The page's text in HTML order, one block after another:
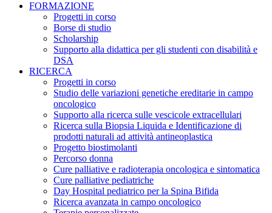
FORMAZIONE
Progetti in corso
Borse di studio
Scholarship
Supporto alla didattica per gli studenti con disabilità e
DSA
RICERCA
Progetti in corso
Studio delle variazioni genetiche ereditarie in campo
oncologico
Supporto alla ricerca sulle vescicole extracellulari
Ricerca sulla Biopsia Liquida e Identificazione di
prodotti naturali ad attività antineoplastica
Progetto biostimolanti
Percorso donna
Cure palliative e radioterapia oncologica e sintomatica
Cure palliative pediatriche
Day Hospital pediatrico per la Spina Bifida
Ricerca avanzata in campo oncologico